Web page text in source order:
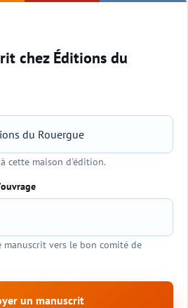
chez Éditions du
et du genre
cette maison d'édition.
vers le bon comité de
un manuscrit